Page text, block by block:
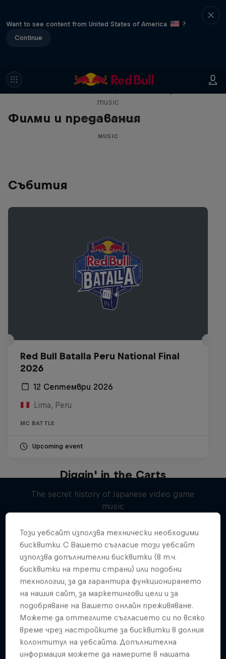
Want to see content from United States of America
?
Continue
Филми и предавания
Diggin' in the Carts
music
1 сезон · 5 епизоди
MUSIC
Събития
Red Bull Batalla Peru National Final
2026
12 Септември 2026
Lima, Peru
MC BATTLE
Upcoming event
Diggin' in the Carts
The secret history of Japanese video game
music
Този уебсайт използва технически необходими
бисквитки. С Вашето съгласие този уебсайт
използва допълнителни бисквитки (в т.ч.
бисквитки на трети страни) или подобни
технологии, за да гарантира функционирането
на нашия сайт, за маркетингови цели и за
подобряване на Вашето онлайн преживяване.
Можете да оттеглите съгласието си по всяко
време чрез настройките за бисквитки в долния
колонтитул на уебсайта. Допълнителна
информация можете да намерите в нашата